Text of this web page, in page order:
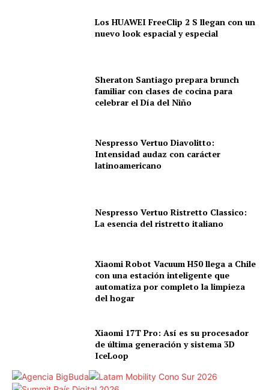
Los HUAWEI FreeClip 2 S llegan con un
nuevo look espacial y especial
Sheraton Santiago prepara brunch
familiar con clases de cocina para
celebrar el Día del Niño
Nespresso Vertuo Diavolitto:
Intensidad audaz con carácter
latinoamericano
Nespresso Vertuo Ristretto Classico:
La esencia del ristretto italiano
Xiaomi Robot Vacuum H50 llega a Chile
con una estación inteligente que
automatiza por completo la limpieza
del hogar
Xiaomi 17T Pro: Así es su procesador
de última generación y sistema 3D
IceLoop